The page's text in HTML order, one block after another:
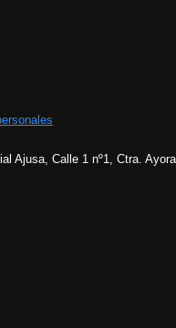
Ajusa, Calle 1 nº1, Ctra.